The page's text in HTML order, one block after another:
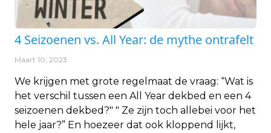
4 Seizoenen vs. All Year: de mythe ontrafelt
Maart 10, 2023
We krijgen met grote regelmaat de vraag: “Wat is
het verschil tussen een All Year dekbed en een 4
seizoenen dekbed?" " Ze zijn toch allebei voor het
hele jaar?” En hoezeer dat ook kloppend lijkt,